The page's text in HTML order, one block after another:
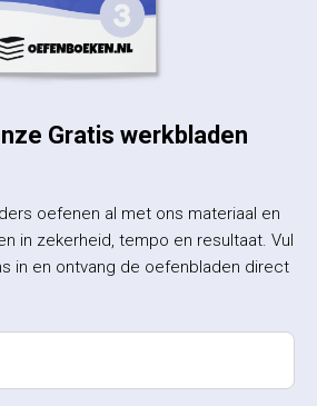
Gratis werkbladen
oefenen al met ons materiaal en
in zekerheid, tempo en resultaat. Vul
in en ontvang de oefenbladen direct